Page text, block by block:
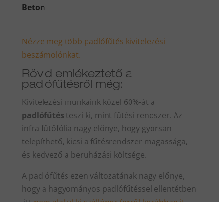
Beton
Nézze meg több padlófűtés kivitelezési
beszámolónkat.
Rövid emlékeztető a
padlófűtésről még:
Kivitelezési munkáink közel 60%-át a
padlófűtés teszi ki, mint fűtési rendszer. Az
infra fűtőfólia nagy előnye, hogy gyorsan
telepíthető, kicsi a fűtésrendszer magassága,
és kedvező a beruházási költsége.
A padlófűtés ezen változatának nagy előnye,
hogy a hagyományos padlófűtéssel ellentétben